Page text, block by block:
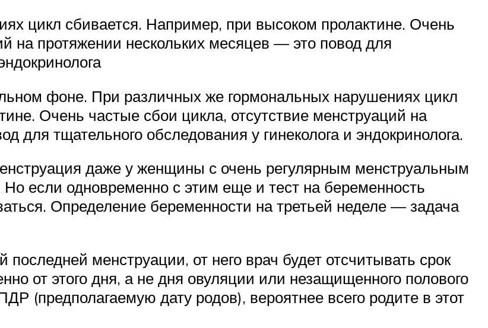
цикл сбивается. Например, при высоком пролактине. Очень
на протяжении нескольких месяцев — это повод для
фоне. При различных же гормональных нарушениях цикл
Очень частые сбои цикла, отсутствие менструаций на
для тщательного обследования у гинеколога и эндокринолога.
даже у женщины с очень регулярным менструальным
если одновременно с этим еще и тест на беременность
Определение беременности на третьей неделе — задача
менструации, от него врач будет отсчитывать срок
от этого дня, а не дня овуляции или незащищенного полового
(предполагаемую дату родов), вероятнее всего родите в этот